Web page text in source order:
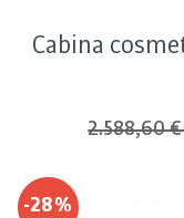
Cabina
2.588,60
-28%